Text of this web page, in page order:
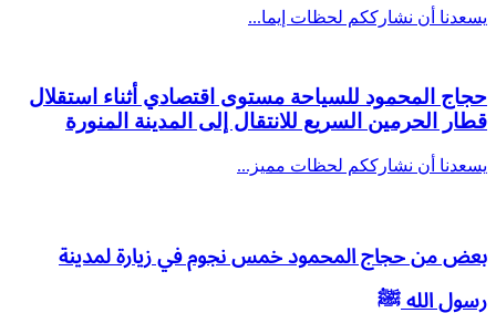
يسعدنا أن نشارككم لحظات إيما...
حجاج المحمود للسياحة مستوى اقتصادي أثناء استقلال
قطار الحرمين السريع للانتقال إلى المدينة المنورة
يسعدنا أن نشارككم لحظات مميز...
بعض من حجاج المحمود خمس نجوم في زيارة لمدينة
رسول الله ﷺ